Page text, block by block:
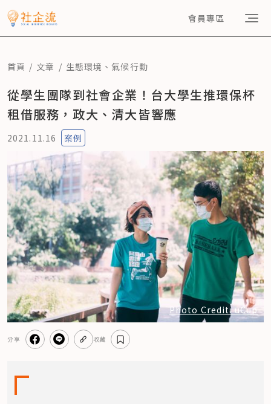
會員專區
首頁 文章 生態環境 、 氣候行動
從學生團隊到社會企業！台大學生推環保杯
租借服務，政大、清大皆響應
2021.11.16 案例
Photo Credit: uCup
分享 收藏